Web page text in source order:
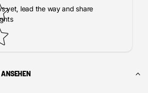
yet, lead the way and share